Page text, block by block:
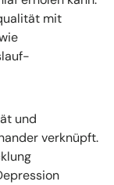
mit
und
verknüpft.